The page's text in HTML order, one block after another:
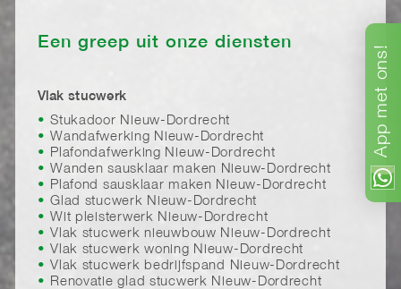
App
met
ons!
Een greep uit onze diensten
Vlak stucwerk
Stukadoor Nieuw-Dordrecht
Wandafwerking Nieuw-Dordrecht
Plafondafwerking Nieuw-Dordrecht
Wanden sausklaar maken Nieuw-Dordrecht
Plafond sausklaar maken Nieuw-Dordrecht
Glad stucwerk Nieuw-Dordrecht
Wit pleisterwerk Nieuw-Dordrecht
Vlak stucwerk nieuwbouw Nieuw-Dordrecht
Vlak stucwerk woning Nieuw-Dordrecht
Vlak stucwerk bedrijfspand Nieuw-Dordrecht
Renovatie glad stucwerk Nieuw-Dordrecht